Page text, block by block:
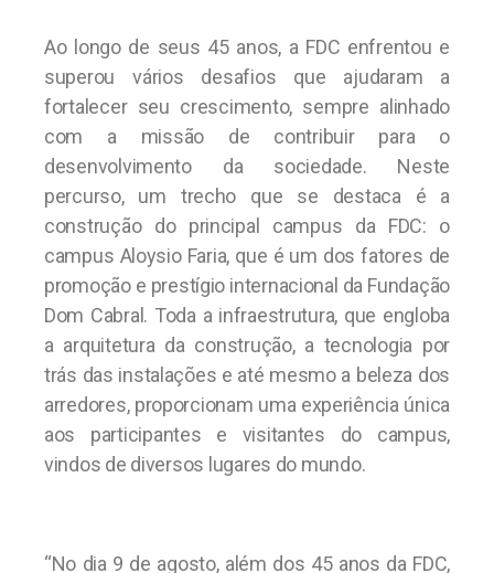
Ao longo de seus 45 anos, a FDC enfrentou e
superou vários desafios que ajudaram a
fortalecer seu crescimento, sempre alinhado
com a missão de contribuir para o
desenvolvimento da sociedade. Neste
percurso, um trecho que se destaca é a
construção do principal campus da FDC: o
campus Aloysio Faria, que é um dos fatores de
promoção e prestígio internacional da Fundação
Dom Cabral. Toda a infraestrutura, que engloba
a arquitetura da construção, a tecnologia por
trás das instalações e até mesmo a beleza dos
arredores, proporcionam uma experiência única
aos participantes e visitantes do campus,
vindos de diversos lugares do mundo.
“No dia 9 de agosto, além dos 45 anos da FDC,